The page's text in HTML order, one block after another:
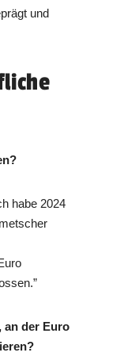
und
habe 2024
an der Euro